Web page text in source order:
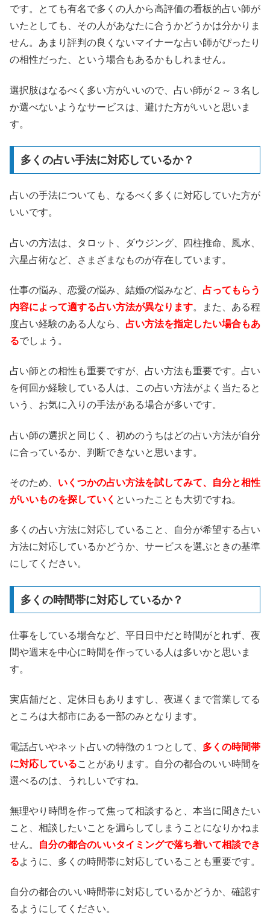
です。とても有名で多くの人から高評価の看板的占い師が
いたとしても、その人があなたに合うかどうかは分かりま
せん。あまり評判の良くないマイナーな占い師がぴったり
の相性だった、という場合もあるかもしれません。
選択肢はなるべく多い方がいいので、占い師が２～３名し
か選べないようなサービスは、避けた方がいいと思いま
す。
多くの占い手法に対応しているか？
占いの手法についても、なるべく多くに対応していた方が
いいです。
占いの方法は、タロット、ダウジング、四柱推命、風水、
六星占術など、さまざまなものが存在しています。
仕事の悩み、恋愛の悩み、結婚の悩みなど、 占ってもらう
内容によって適する占い方法が異なります。また、ある程
度占い経験のある人なら、 占い方法を指定したい場合もあ
るでしょう。
占い師との相性も重要ですが、占い方法も重要です。占い
を何回か経験している人は、この占い方法がよく当たると
いう、お気に入りの手法がある場合が多いです。
占い師の選択と同じく、初めのうちはどの占い方法が自分
に合っているか、判断できないと思います。
そのため、 いくつかの占い方法を試してみて、自分と相性
がいいものを探していく といったことも大切ですね。
多くの占い方法に対応していること、自分が希望する占い
方法に対応しているかどうか、サービスを選ぶときの基準
にしてください。
多くの時間帯に対応しているか？
仕事をしている場合など、平日日中だと時間がとれず、夜
間や週末を中心に時間を作っている人は多いかと思いま
す。
実店舗だと、定休日もありますし、夜遅くまで営業してる
ところは大都市にある一部のみとなります。
電話占いやネット占いの特徴の１つとして、 多くの時間帯
に対応していることがあります。自分の都合のいい時間を
選べるのは、うれしいですね。
無理やり時間を作って焦って相談すると、本当に聞きたい
こと、相談したいことを漏らしてしまうことになりかねま
せん。
自分の都合のいいタイミングで落ち着いて相談でき
るように、多くの時間帯に対応していることも重要です。
自分の都合のいい時間帯に対応しているかどうか、確認す
るようにしてください。